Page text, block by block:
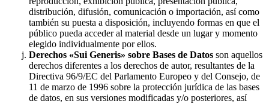
distribución, difusión, comunicación o importación, así como
también su puesta a disposición, incluyendo formas en que el
público pueda acceder al material desde un lugar y momento
elegido individualmente por ellos.
Derechos «Sui Generis» sobre Bases de Datos son aquellos
derechos diferentes a los derechos de autor, resultantes de la
Directiva 96/9/EC del Parlamento Europeo y del Consejo, de
11 de marzo de 1996 sobre la protección jurídica de las bases
de datos, en sus versiones modificadas y/o posteriores, así